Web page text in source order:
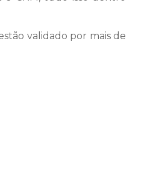
validado por mais de